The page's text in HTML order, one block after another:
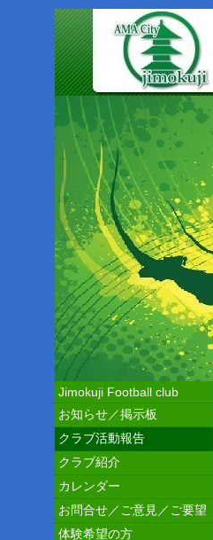
Jimokuji Football club
お知らせ／掲示板
クラブ活動報告
クラブ紹介
カレンダー
お問合せ／ご意見／ご要望
体験希望の方